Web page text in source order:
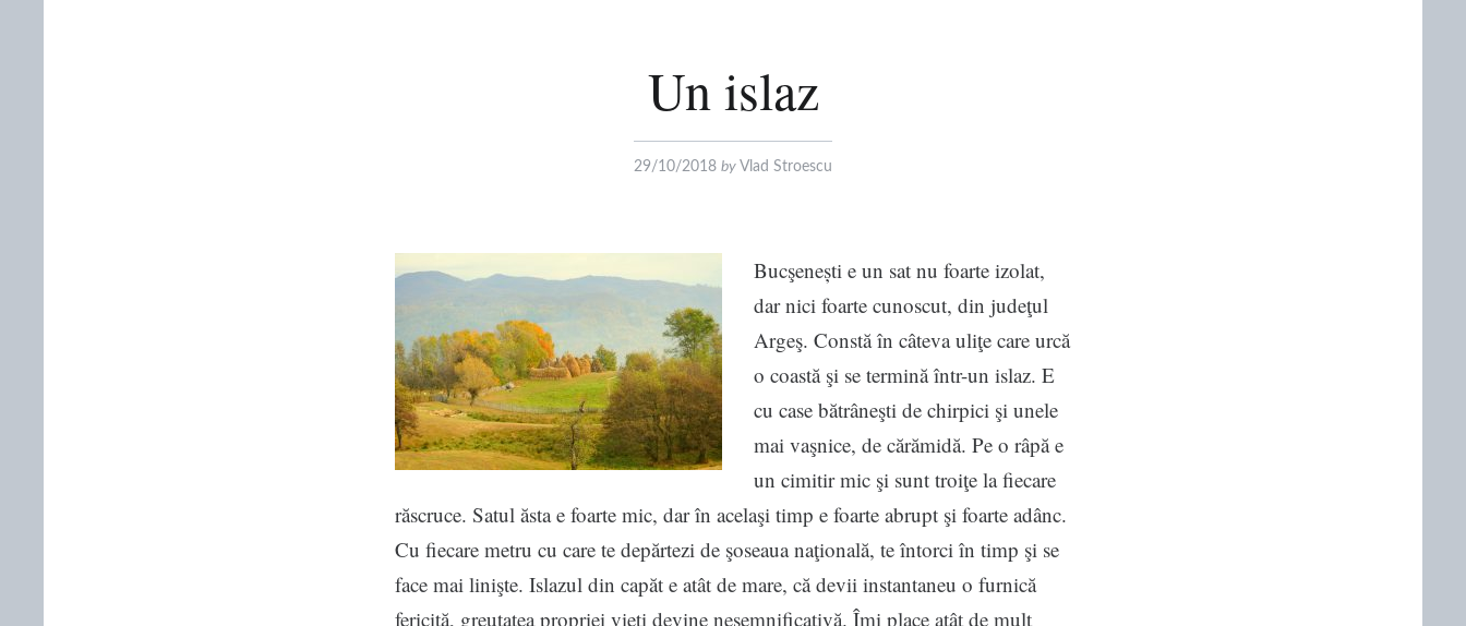
Un islaz
29/10/2018 by Vlad Stroescu
Bucşenești e un sat nu foarte izolat,
dar nici foarte cunoscut, din judeţul
Argeş. Constă în câteva uliţe care urcă
o coastă şi se termină într-un islaz. E
cu case bătrâneşti de chirpici şi unele
mai vaşnice, de cărămidă. Pe o râpă e
un cimitir mic şi sunt troiţe la fiecare
răscruce. Satul ăsta e foarte mic, dar în acelaşi timp e foarte abrupt şi foarte adânc.
Cu fiecare metru cu care te depărtezi de şoseaua naţională, te întorci în timp şi se
face mai linişte. Islazul din capăt e atât de mare, că devii instantaneu o furnică
fericită, greutatea propriei vieţi devine nesemnificativă. Îmi place atât de mult